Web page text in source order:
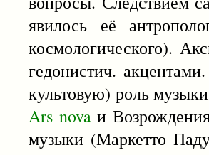
явилось её
космологического).
гедонистич.
культовую) роль
Ars novaи Возрождения
музыки (Маркетто